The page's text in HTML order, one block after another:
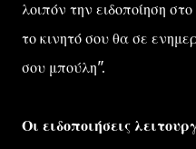
λοιπόν την ειδοποίηση
το κινητό σου θα σε
σου μπούλη".
Οι ειδοποιήσεις